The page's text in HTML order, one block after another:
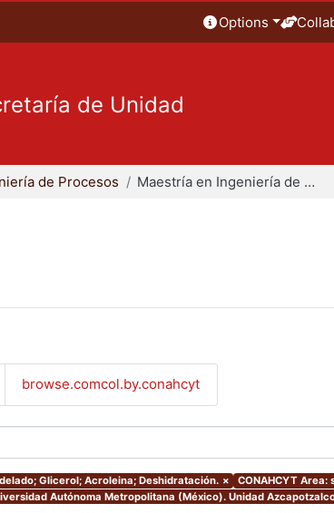
Options
de Unidad
de Procesos Maestría en Ingeniería de Procesos
browse.comcol.by.conahcyt
Glicerol; Acroleina; Deshidratación. × CONAHCYT
Autónoma Metropolitana (México). Unidad